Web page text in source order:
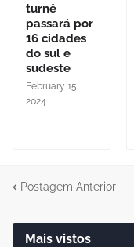
turnê
passará por
16 cidades
do sul e
sudeste
February 15,
2024
Postagem Anterior
Mais vistos